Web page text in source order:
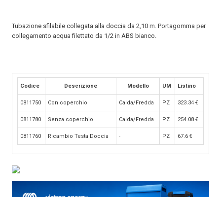
Tubazione sfilabile collegata alla doccia da 2,10 m. Portagomma per
collegamento acqua filettato da 1/2 in ABS bianco.
Codice Descrizione Modello UM Listino
0811750 Con coperchio Calda/Fredda PZ 323.34 €
0811780 Senza coperchio Calda/Fredda PZ 254.08 €
0811760 Ricambio Testa Doccia - PZ 67.6 €